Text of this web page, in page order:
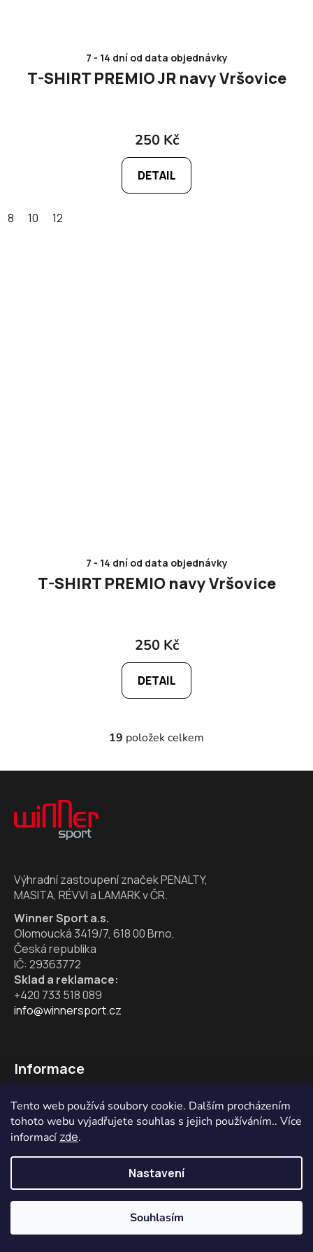
Tento web používá soubory cookie. Dalším procházením
tohoto webu vyjadřujete souhlas s jejich používáním.. Více
informací zde.
Nastavení
Souhlasím
7 - 14 dní od data objednávky
T-SHIRT PREMIO JR navy Vršovice
250 Kč
DETAIL
8 10 12
7 - 14 dní od data objednávky
T-SHIRT PREMIO navy Vršovice
250 Kč
DETAIL
O
l
r
v
y
v
19 položek celkem
Z
Výhradní zastoupení značek PENALTY,
MASITA, RÉVVI a LAMARK v ČR.
Winner Sport a.s.
Olomoucká 3419/7, 618 00 Brno,
Česká republika
IČ: 29363772
Sklad a reklamace:
+420 733 518 089
info@winnersport.cz
Informace
Obchodní podmínky
Doprava a platba
Ochrana osobních údajů
Velikostní tabulky
Obchodní zástupci